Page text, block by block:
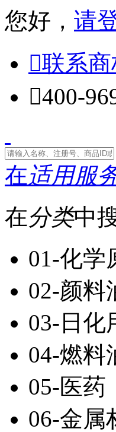
您好， 请
联系
400-
在适用服
在分类中
01-化学
02-颜料
03-日化
04-燃料
05-医药
06-金属